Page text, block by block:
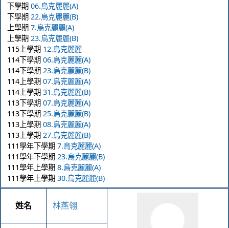
下學期 06.烏克麗麗(A)
下學期 22.烏克麗麗(B)
上學期 7.烏克麗麗(A)
上學期 23.烏克麗麗(B)
115上學期 12.烏克麗麗
114下學期 06.烏克麗麗(A)
114下學期 23.烏克麗麗(B)
114上學期 07.烏克麗麗(A)
114上學期 31.烏克麗麗(B)
113下學期 07.烏克麗麗(A)
113下學期 25.烏克麗麗(B)
113上學期 08.烏克麗麗(A)
113上學期 27.烏克麗麗(B)
111學年下學期 7.烏克麗麗(A)
111學年下學期 23.烏克麗麗(B)
111學年上學期 8.烏克麗麗(A)
111學年上學期 30.烏克麗麗(B)
姓名 林燕翎